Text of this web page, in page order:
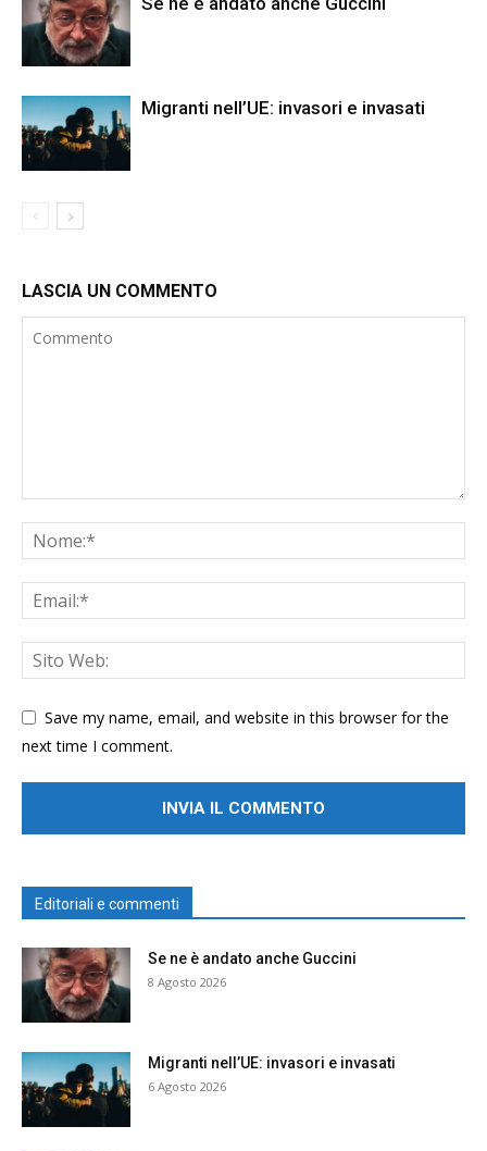
Migranti nell’UE: invasori e invasati
LASCIA UN COMMENTO
Save my name, email, and website in this browser for the
next time I comment.
Editoriali e commenti
Se ne è andato anche Guccini
8 Agosto 2026
Migranti nell’UE: invasori e invasati
6 Agosto 2026